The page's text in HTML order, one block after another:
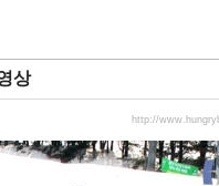
상
http://